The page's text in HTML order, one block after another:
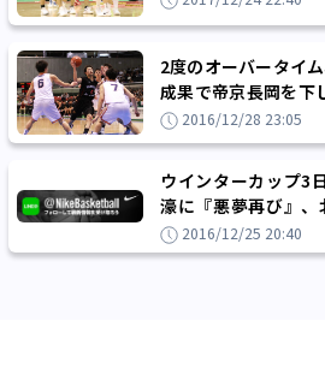
2度のオーバータイ
成果で帝京長岡を下
イに続き決勝へ
2016/12/28 23:05
ウインターカップ3
濠に『悪夢再び』
で姿を消す
2016/12/25 20:40